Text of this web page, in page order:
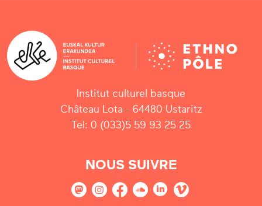
Institut culturel basque
Château Lota - 64480 Ustaritz
Tel: 0 (033)5 59 93 25 25
NOUS SUIVRE